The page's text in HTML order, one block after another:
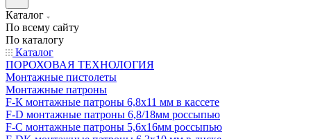
Каталог
По всему сайту
По каталогу
Каталог
ПОРОХОВАЯ ТЕХНОЛОГИЯ
Монтажные пистолеты
Монтажные патроны
F-К монтажные патроны 6,8х11 мм в кассете
F-D монтажные патроны 6,8/18мм россыпью
F-C монтажные патроны 5,6х16мм россыпью